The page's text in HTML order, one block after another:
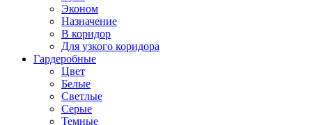
Эконом
Назначение
В коридор
Для узкого коридора
Гардеробные
Цвет
Белые
Светлые
Серые
Темные